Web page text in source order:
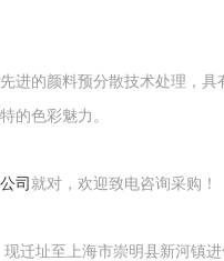
进的颜料预分散技术处理，
的色彩魅力。
司 就对，欢迎致电咨询采购！
迁址至上海市崇明县新河镇进